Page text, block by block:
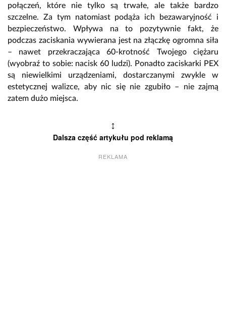
połączeń, które nie tylko są trwałe, ale także bardzo
szczelne. Za tym natomiast podąża ich bezawaryjność i
bezpieczeństwo. Wpływa na to pozytywnie fakt, że
podczas zaciskania wywierana jest na złączkę ogromna siła
– nawet przekraczająca 60-krotność Twojego ciężaru
(wyobraź to sobie: nacisk 60 ludzi). Ponadto zaciskarki PEX
są niewielkimi urządzeniami, dostarczanymi zwykle w
estetycznej walizce, aby nic się nie zgubiło – nie zajmą
zatem dużo miejsca.
↕
Dalsza część artykułu pod reklamą
REKLAMA